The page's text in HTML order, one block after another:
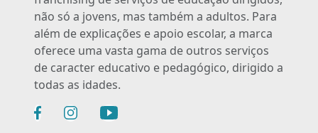
não só a jovens, mas também a adultos. Para
além de explicações e apoio escolar, a marca
oferece uma vasta gama de outros serviços
de caracter educativo e pedagógico, dirigido a
todas as idades.